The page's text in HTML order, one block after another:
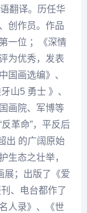
翻译。历任华
创作员。作品
一位 ；《深情
为优秀，发表
国画选编》、
山5 勇士 》、
画院、军博等
革命”，平反后
出 的广阔原始
生态之壮举，
展；出版了《爱
、电台都作了
人录》、《世